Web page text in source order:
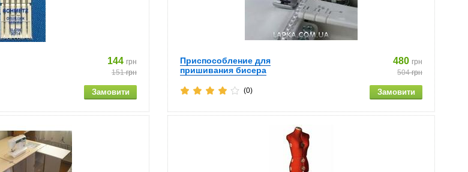
144 грн
151грн
Приспособление для
пришивания бисера
480 грн
504грн
(0)